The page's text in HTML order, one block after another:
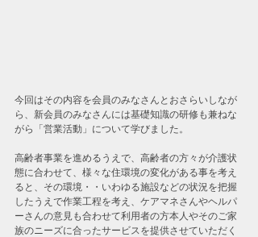
今回はその内容を会員のみなさんとおさらいしなが
ら、新会員のみなさんには基礎知識の研修も兼ねな
がら「営業活動」について学びました。
高齢者事業を進めるうえで、高齢者の方々が介護状
態に合わせて、様々な住環境の変化がある事を考え
ると、その環境・・いわゆる施設などの状況を把握
したうえで作業工程を考え、ケアマネさんやヘルパ
ーさんの意見も合わせて利用者の方本人やそのご家
族のニーズに合ったサービスを提供させていただく